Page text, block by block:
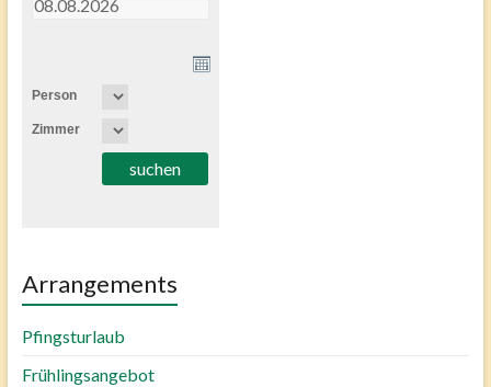
Person
Zimmer
Arrangements
Pfingsturlaub
Frühlingsangebot